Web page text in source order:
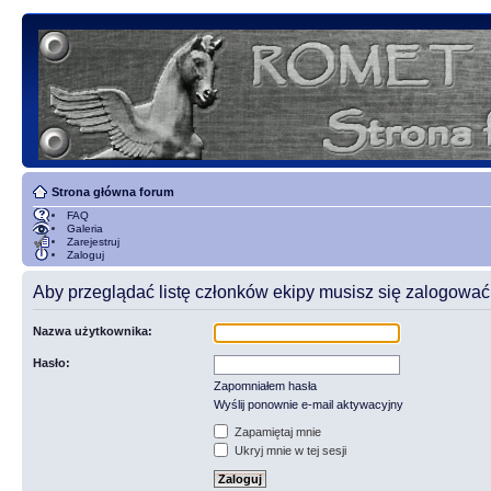
Strona główna forum
FAQ
Galeria
Zarejestruj
Zaloguj
Aby przeglądać listę członków ekipy musisz się
Nazwa użytkownika:
Hasło:
Zapomniałem hasła
Wyślij ponownie e-mail aktywacyjny
Zapamiętaj mnie
Ukryj mnie w tej sesji